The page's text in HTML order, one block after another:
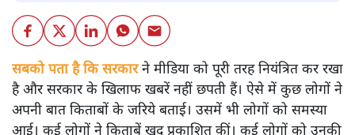
सबको पता है कि सरकारने मीडिया को पूरी तरह नियंत्रित कर रखा
है और सरकार के खिलाफ खबरें नहीं छपती हैं। ऐसे में कुछ लोगों ने
अपनी बात किताबों के जरिये बताई। उसमें भी लोगों को समस्या